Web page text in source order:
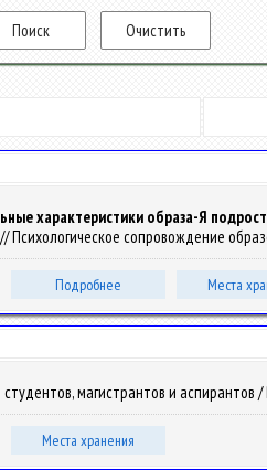
характеристики образа-Я
Психологическое сопровождение
Подробнее Места
магистрантов и аспирантов
Места хранения